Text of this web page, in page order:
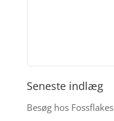
Seneste indlæg
Besøg hos Fossflakes